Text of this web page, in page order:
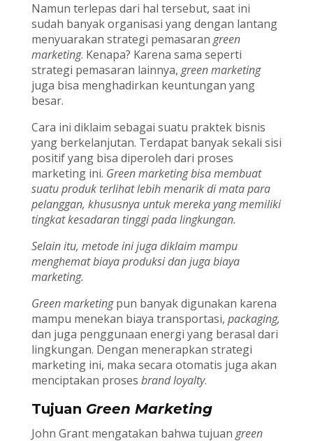
Namun terlepas dari hal tersebut, saat ini
sudah banyak organisasi yang dengan lantang
menyuarakan strategi pemasarangreen
marketing. Kenapa? Karena sama seperti
strategi pemasaran lainnya,green marketing
juga bisa menghadirkan keuntungan yang
besar.
Cara ini diklaim sebagai suatu praktek bisnis
yang berkelanjutan. Terdapat banyak sekali sisi
positif yang bisa diperoleh dari proses
marketing ini. Green marketing bisa membuat
suatu produk terlihat lebih menarik di mata para
pelanggan, khususnya untuk mereka yang memiliki
tingkat kesadaran tinggi pada lingkungan.
Selain itu, metode ini juga diklaim mampu
menghemat biaya produksi dan juga biaya
marketing.
Green marketingpun banyak digunakan karena
mampu menekan biaya transportasi, packaging,
dan juga penggunaan energi yang berasal dari
lingkungan. Dengan menerapkan strategi
marketing ini, maka secara otomatis juga akan
menciptakan proses brand loyalty.
Tujuan Green Marketing
John Grant mengatakan bahwa tujuangreen